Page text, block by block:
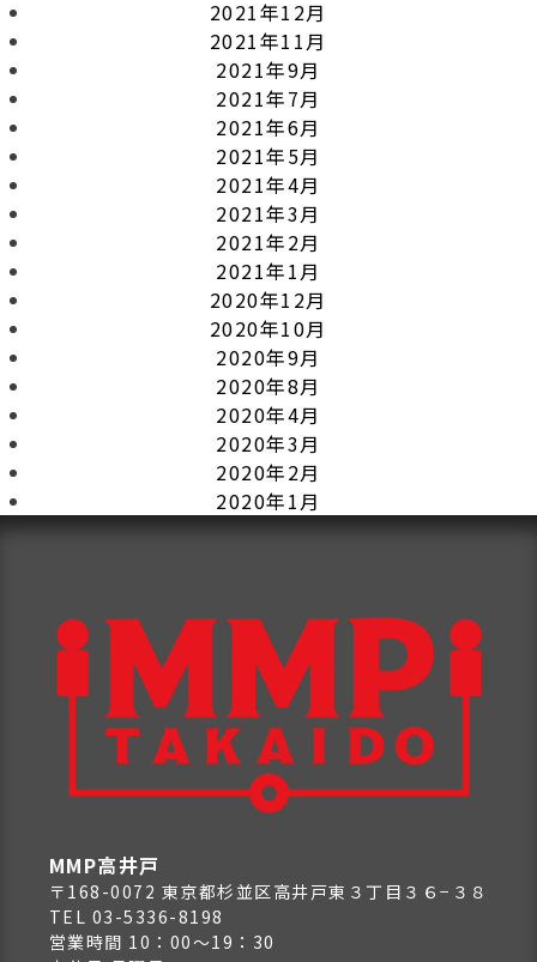
2021年12月
2021年11月
2021年9月
2021年7月
2021年6月
2021年5月
2021年4月
2021年3月
2021年2月
2021年1月
2020年12月
2020年10月
2020年9月
2020年8月
2020年4月
2020年3月
2020年2月
2020年1月
MMP高井戸
〒168-0072 東京都杉並区高井戸東３丁目３６−３８
TEL 03-5336-8198
営業時間 10：00～19：30